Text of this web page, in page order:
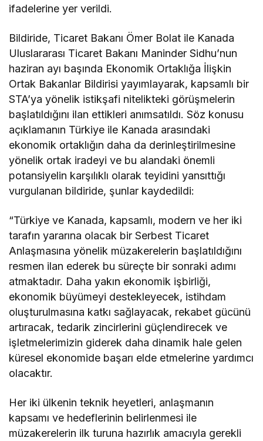
ifadelerine yer verildi.
Bildiride, Ticaret Bakanı Ömer Bolat ile Kanada
Uluslararası Ticaret Bakanı Maninder Sidhu’nun
haziran ayı başında Ekonomik Ortaklığa İlişkin
Ortak Bakanlar Bildirisi yayımlayarak, kapsamlı bir
STA’ya yönelik istikşafi nitelikteki görüşmelerin
başlatıldığını ilan ettikleri anımsatıldı. Söz konusu
açıklamanın Türkiye ile Kanada arasındaki
ekonomik ortaklığın daha da derinleştirilmesine
yönelik ortak iradeyi ve bu alandaki önemli
potansiyelin karşılıklı olarak teyidini yansıttığı
vurgulanan bildiride, şunlar kaydedildi:
“Türkiye ve Kanada, kapsamlı, modern ve her iki
tarafın yararına olacak bir Serbest Ticaret
Anlaşmasına yönelik müzakerelerin başlatıldığını
resmen ilan ederek bu süreçte bir sonraki adımı
atmaktadır. Daha yakın ekonomik işbirliği,
ekonomik büyümeyi destekleyecek, istihdam
oluşturulmasına katkı sağlayacak, rekabet gücünü
artıracak, tedarik zincirlerini güçlendirecek ve
işletmelerimizin giderek daha dinamik hale gelen
küresel ekonomide başarı elde etmelerine yardımcı
olacaktır.
Her iki ülkenin teknik heyetleri, anlaşmanın
kapsamı ve hedeflerinin belirlenmesi ile
müzakerelerin ilk turuna hazırlık amacıyla gerekli